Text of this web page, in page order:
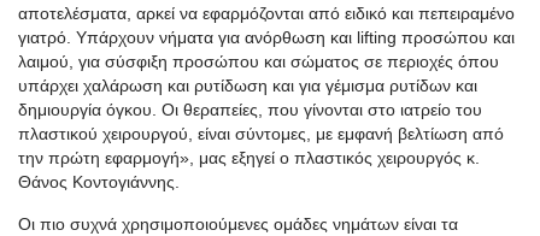
αποτελέσματα, αρκεί να εφαρμόζονται από ειδικό και πεπειραμένο
γιατρό. Υπάρχουν νήματα για ανόρθωση και lifting προσώπου και
λαιμού, για σύσφιξη προσώπου και σώματος σε περιοχές όπου
υπάρχει χαλάρωση και ρυτίδωση και για γέμισμα ρυτίδων και
δημιουργία όγκου. Οι θεραπείες, που γίνονται στο ιατρείο του
πλαστικού χειρουργού, είναι σύντομες, με εμφανή βελτίωση από
την πρώτη εφαρμογή», μας εξηγεί ο πλαστικός χειρουργός κ.
Θάνος Κοντογιάννης.
Οι πιο συχνά χρησιμοποιούμενες ομάδες νημάτων είναι τα